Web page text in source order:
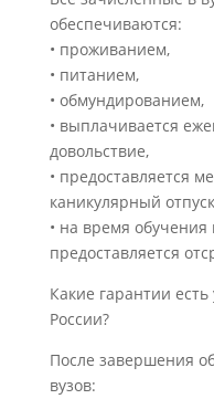
обеспечиваются:
• проживанием,
• питанием,
• обмундированием,
• выплачивается
довольствие,
• предоставляется
каникулярный
• на время
предоставляется
Какие гарантии
России?
После завершения
вузов: